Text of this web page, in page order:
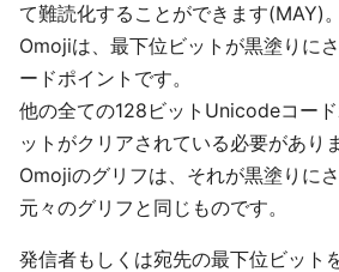
て難読化することができます(MAY)。
Omojiは、最下位ビットが黒塗りに
ードポイントです。
他の全ての128ビットUnicodeコー
ットがクリアされている必要があり
Omojiのグリフは、それが黒塗りに
元々のグリフと同じものです。
発信者もしくは宛先の最下位ビット